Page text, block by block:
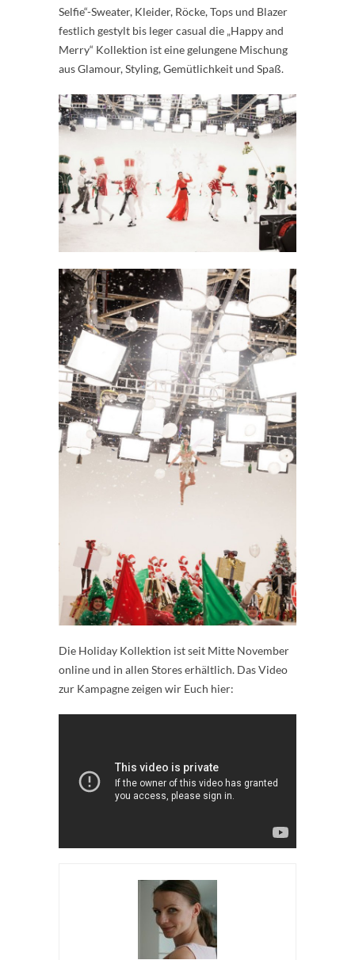
Selfie“-Sweater, Kleider, Röcke, Tops und Blazer
festlich gestylt bis leger casual die „Happy and
Merry“ Kollektion ist eine gelungene Mischung
aus Glamour, Styling, Gemütlichkeit und Spaß.
Die Holiday Kollektion ist seit Mitte November
online und in allen Stores erhältlich. Das Video
zur Kampagne zeigen wir Euch hier: